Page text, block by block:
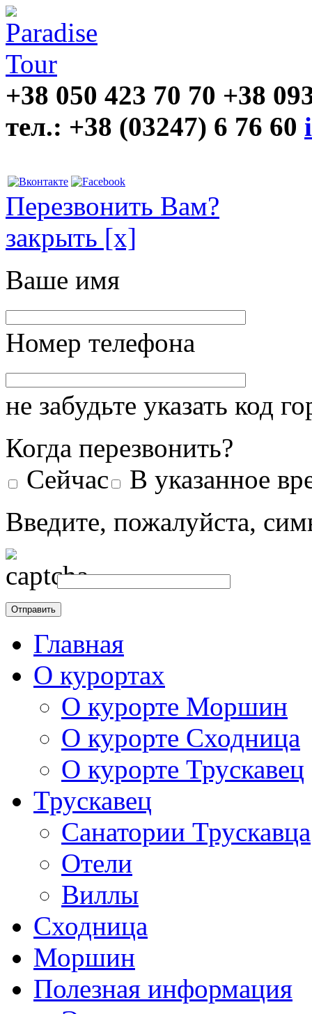
+38 050 423 70 70 +38
тел.: +38 (03247) 6 76 60
Перезвонить Вам?
закрыть [х]
Ваше имя
Номер телефона
не забудьте указать код
Когда перезвонить?
Сейчас
В указанное
Введите, пожалуйста,
Главная
О курортах
О курорте Моршин
О курорте Сходница
О курорте Трускавец
Трускавец
Санатории Трускавца
Отели
Виллы
Сходница
Моршин
Полезная информация